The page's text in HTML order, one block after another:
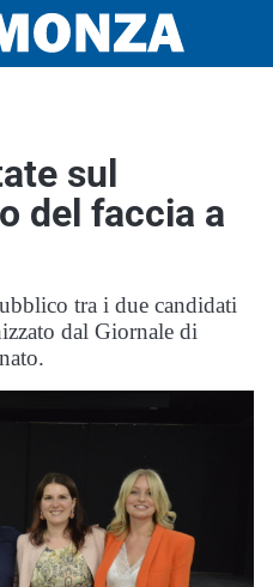
sul
del faccia a
tra i due candidati
dal Giornale di